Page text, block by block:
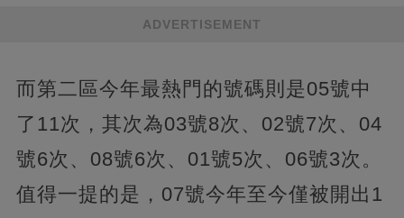
ADVERTISEMENT
而第二區今年最熱門的號碼則是05號中
了11次，其次為03號8次、02號7次、04
號6次、08號6次、01號5次、06號3次。
值得一提的是，07號今年至今僅被開出1